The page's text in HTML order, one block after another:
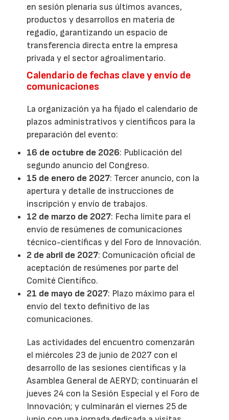
en sesión plenaria sus últimos avances,
productos y desarrollos en materia de
regadío, garantizando un espacio de
transferencia directa entre la empresa
privada y el sector agroalimentario.
Calendario de fechas clave y envío de
comunicaciones
La organización ya ha fijado el calendario de
plazos administrativos y científicos para la
preparación del evento:
16 de octubre de 2026: Publicación del
segundo anuncio del Congreso.
15 de enero de 2027: Tercer anuncio, con la
apertura y detalle de instrucciones de
inscripción y envío de trabajos.
12 de marzo de 2027: Fecha límite para el
envío de resúmenes de comunicaciones
técnico-científicas y del Foro de Innovación.
2 de abril de 2027: Comunicación oficial de
aceptación de resúmenes por parte del
Comité Científico.
21 de mayo de 2027: Plazo máximo para el
envío del texto definitivo de las
comunicaciones.
Las actividades del encuentro comenzarán
el miércoles 23 de junio de 2027 con el
desarrollo de las sesiones científicas y la
Asamblea General de AERYD; continuarán el
jueves 24 con la Sesión Especial y el Foro de
Innovación; y culminarán el viernes 25 de